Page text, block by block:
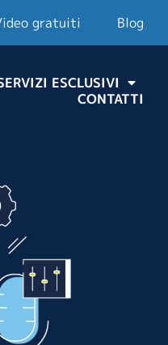
gratuiti Blog
ESCLUSIVI
CONTATTI